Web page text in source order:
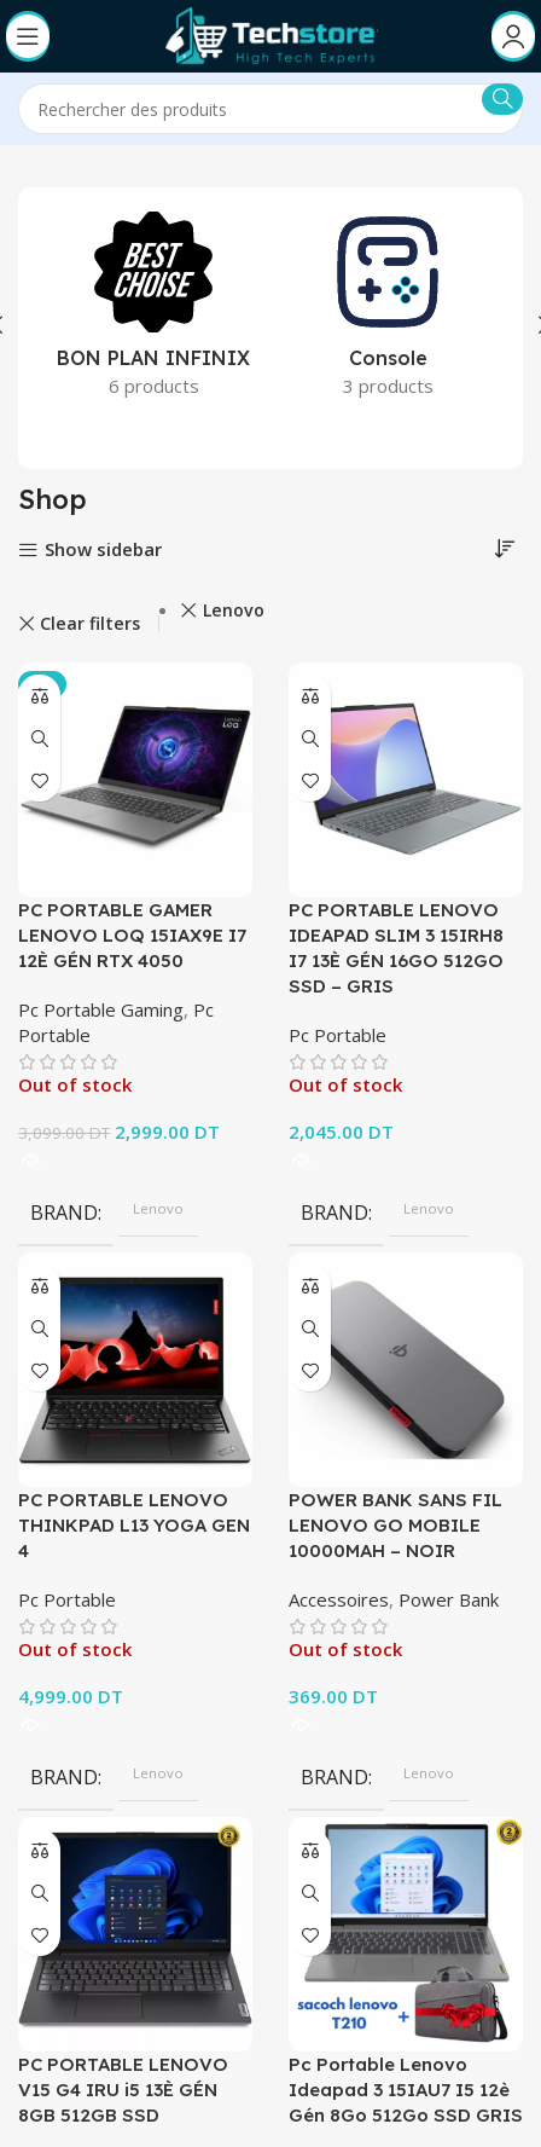
BON PLAN INFINIX
6 products
Console
3 products
Shop
Show sidebar
Clear filters
Lenovo
-3%
PC PORTABLE GAMER
LENOVO LOQ 15IAX9E I7
12È GÉN RTX 4050
Pc Portable Gaming, Pc
Portable
Out of stock
3,099.00DT Le prix initial
2,999.00 DT
BRAND Lenovo
PC PORTABLE LENOVO
IDEAPAD SLIM 3 15IRH8
I7 13È GÉN 16GO 512GO
SSD – GRIS
Pc Portable
Out of stock
2,045.00 DT
BRAND Lenovo
PC PORTABLE LENOVO
THINKPAD L13 YOGA GEN
4
Pc Portable
Out of stock
4,999.00 DT
BRAND Lenovo
POWER BANK SANS FIL
LENOVO GO MOBILE
10000MAH – NOIR
Accessoires, Power Bank
Out of stock
369.00 DT
BRAND Lenovo
PC PORTABLE LENOVO
V15 G4 IRU i5 13È GÉN
8GB 512GB SSD
Pc Portable Lenovo
Ideapad 3 15IAU7 I5 12è
Gén 8Go 512Go SSD GRIS